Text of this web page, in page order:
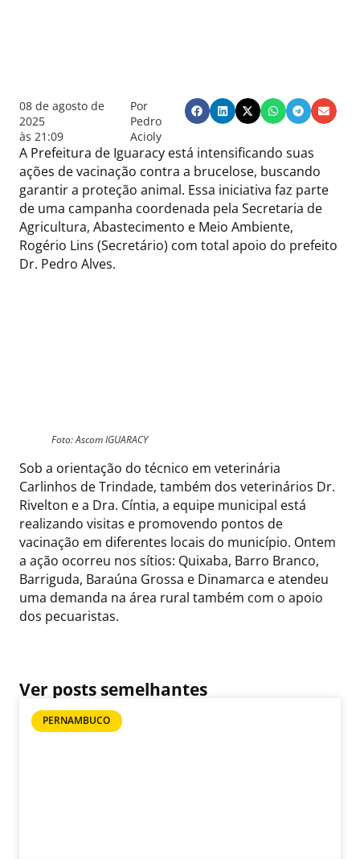
08 de agosto de
2025
às 21:09
Por
Pedro
Acioly
A Prefeitura de Iguaracy está intensificando suas
ações de vacinação contra a brucelose, buscando
garantir a proteção animal. Essa iniciativa faz parte
de uma campanha coordenada pela Secretaria de
Agricultura, Abastecimento e Meio Ambiente,
Rogério Lins (Secretário) com total apoio do prefeito
Dr. Pedro Alves.
Foto: Ascom IGUARACY
Sob a orientação do técnico em veterinária
Carlinhos de Trindade, também dos veterinários Dr.
Rivelton e a Dra. Cíntia, a equipe municipal está
realizando visitas e promovendo pontos de
vacinação em diferentes locais do município. Ontem
a ação ocorreu nos sítios: Quixaba, Barro Branco,
Barriguda, Baraúna Grossa e Dinamarca e atendeu
uma demanda na área rural também com o apoio
dos pecuaristas.
Ver posts semelhantes
PERNAMBUCO